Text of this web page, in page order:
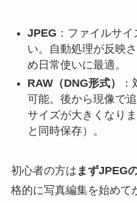
JPEG ：ファイルサ
い。自動処理が反映
め日常使いに最適。
RAW（DNG形式）
可能。後から現像で
サイズが大きくなり
と同時保存）。
初心者の方は まずJPEG
格的に写真編集を始めて